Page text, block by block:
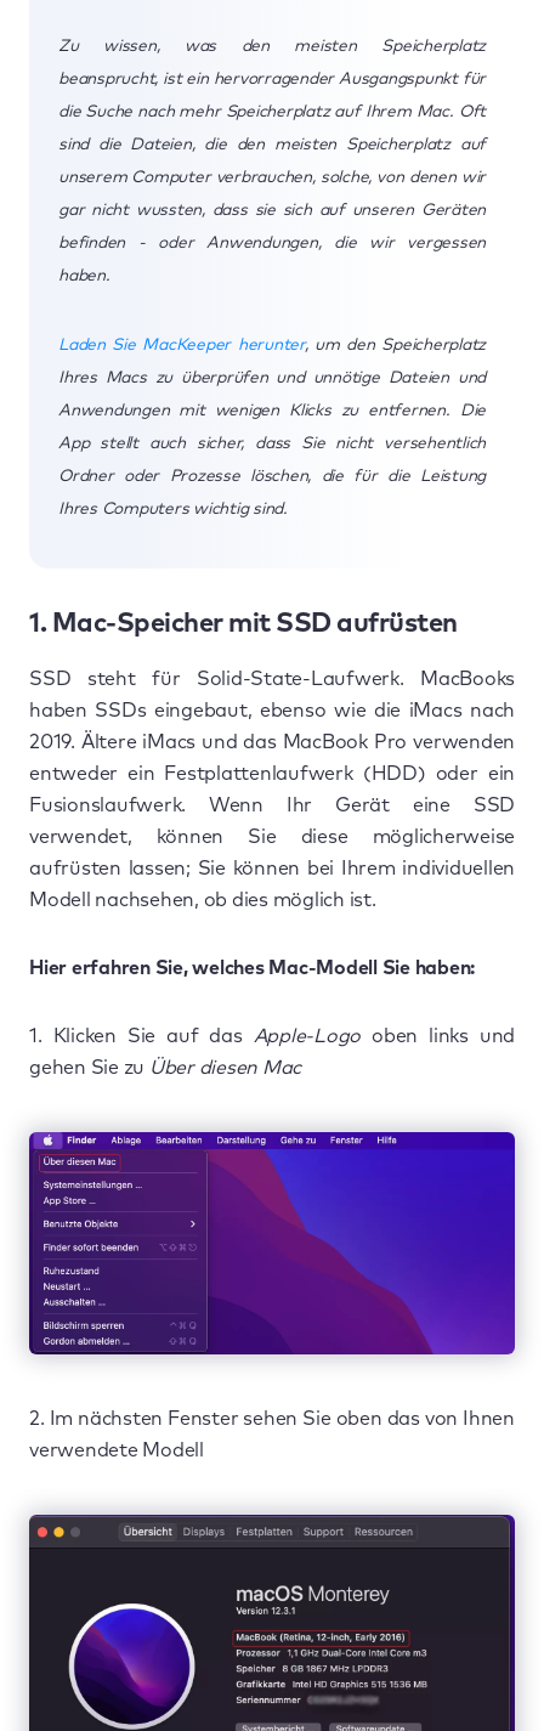
Zu wissen, was den meisten Speicherplatz
beansprucht, ist ein hervorragender Ausgangspunkt für
die Suche nach mehr Speicherplatz auf Ihrem Mac. Oft
sind die Dateien, die den meisten Speicherplatz auf
unserem Computer verbrauchen, solche, von denen wir
gar nicht wussten, dass sie sich auf unseren Geräten
befinden - oder Anwendungen, die wir vergessen
haben.
Laden Sie MacKeeper herunter, um den Speicherplatz
Ihres Macs zu überprüfen und unnötige Dateien und
Anwendungen mit wenigen Klicks zu entfernen. Die
App stellt auch sicher, dass Sie nicht versehentlich
Ordner oder Prozesse löschen, die für die Leistung
Ihres Computers wichtig sind.
1. Mac-Speicher mit SSD aufrüsten
SSD steht für Solid-State-Laufwerk. MacBooks
haben SSDs eingebaut, ebenso wie die iMacs nach
2019. Ältere iMacs und das MacBook Pro verwenden
entweder ein Festplattenlaufwerk (HDD) oder ein
Fusionslaufwerk. Wenn Ihr Gerät eine SSD
verwendet, können Sie diese möglicherweise
aufrüsten lassen; Sie können bei Ihrem individuellen
Modell nachsehen, ob dies möglich ist.
Hier erfahren Sie, welches Mac-Modell Sie haben:
1. Klicken Sie auf das Apple-Logo oben links und
gehen Sie zu Über diesen Mac
2. Im nächsten Fenster sehen Sie oben das von Ihnen
verwendete Modell